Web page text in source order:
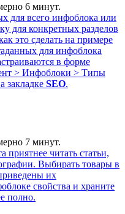
6 минут.
для всего инфоблока или
для конкретных разделов
это сделать на примере
для инфоблока
в форме
> Инфоблоки > Типы
закладке SEO.
7 минут.
приятнее читать статьи,
Выбирать товары в
их
свойства и храните
полно.